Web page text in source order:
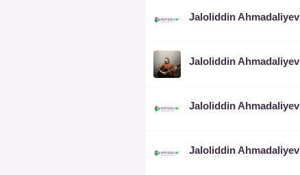
Jaloliddin Ahmadaliyev
Jaloliddin Ahmadaliyev
Jaloliddin Ahmadaliyev
Jaloliddin Ahmadaliyev